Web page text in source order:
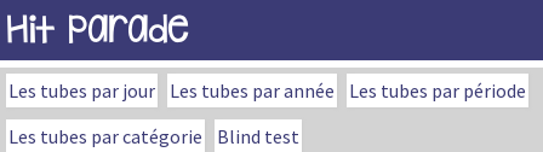
Hit Parade
Les tubes par jour Les tubes par année
Les tubes par période
Les tubes par catégorie
Blind test